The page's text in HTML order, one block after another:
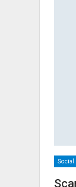
Social